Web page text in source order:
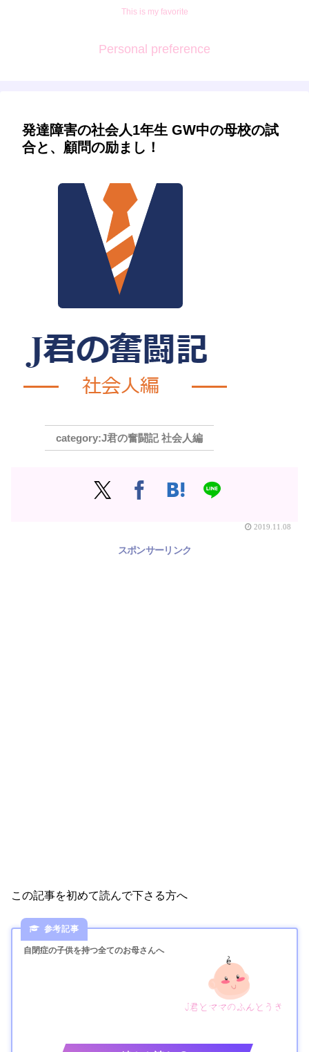
This is my favorite
Personal preference
発達障害の社会人1年生 GW中の母校の試
合と、顧問の励まし！
J君の奮闘記 社会人編
2019.11.08
スポンサーリンク
この記事を初めて読んで下さる方へ
自閉症の子供を持つ全てのお母さんへ